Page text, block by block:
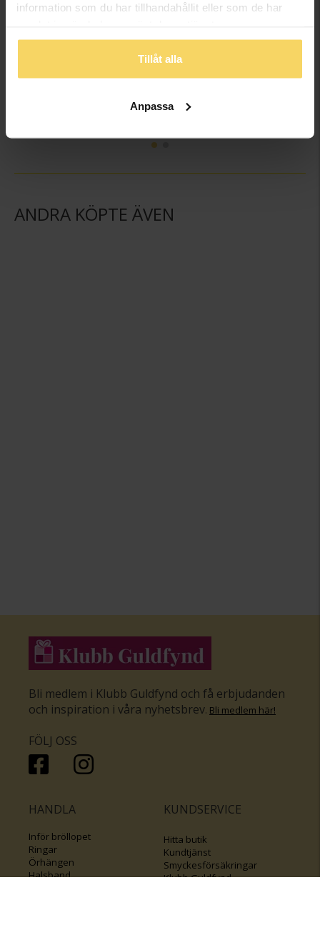
information som du har tillhandahållit eller som de har
Tillåt alla
Anpassa
Ask hjärta
Ask fjäril
ANDRA KÖPTE ÄVEN
Bli medlem i Klubb Guldfynd och få erbjudanden
och inspiration i våra nyhetsbrev. Bli medlem här!
FÖLJ OSS
HANDLA
Inför bröllopet
Ringar
Örhängen
Halsband
KUNDSERVICE
Hitta butik
Kundtjänst
Smyckesförsäkringar
Klubb Guldfynd